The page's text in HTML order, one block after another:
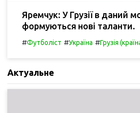
Яремчук: У Грузії в даний
формуються нові таланти.
#Футболіст #Україна #Грузія
Актуальне